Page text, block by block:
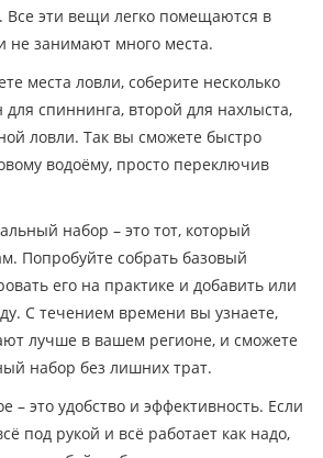
эти вещи легко помещаются в
не занимают много места.
места ловли, соберите несколько
спиннинга, второй для нахлыста,
ловли. Так вы сможете быстро
водоёму, просто переключив
набор – это тот, который
Попробуйте собрать базовый
его на практике и добавить или
С течением времени вы узнаете,
лучше в вашем регионе, и сможете
набор без лишних трат.
– это удобство и эффективность. Если
под рукой и всё работает как надо,